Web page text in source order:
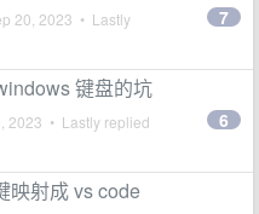
20, 2023 • Lastly
7
键盘的坑
2023 • Lastly replied
6
映射成 vs code